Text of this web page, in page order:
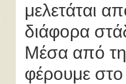
μελετάται
διάφορα
Μέσα από
φέρουμε